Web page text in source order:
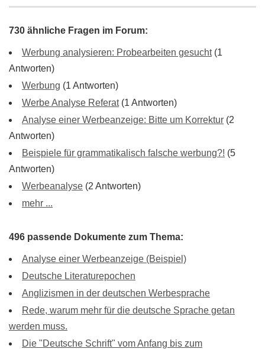
730 ähnliche Fragen im Forum:
Werbung analysieren: Probearbeiten gesucht(1
Antworten)
Werbung (1 Antworten)
Werbe Analyse Referat(1 Antworten)
Analyse einer Werbeanzeige: Bitte um Korrektur (2
Antworten)
Beispiele für grammatikalisch falsche werbung?! (5
Antworten)
Werbeanalyse (2 Antworten)
mehr ...
496 passende Dokumente zum Thema:
Analyse einer Werbeanzeige (Beispiel)
Deutsche Literaturepochen
Anglizismen in der deutschen Werbesprache
Rede, warum mehr für die deutsche Sprache getan
werden muss.
Die "Deutsche Schrift" vom Anfang bis zum